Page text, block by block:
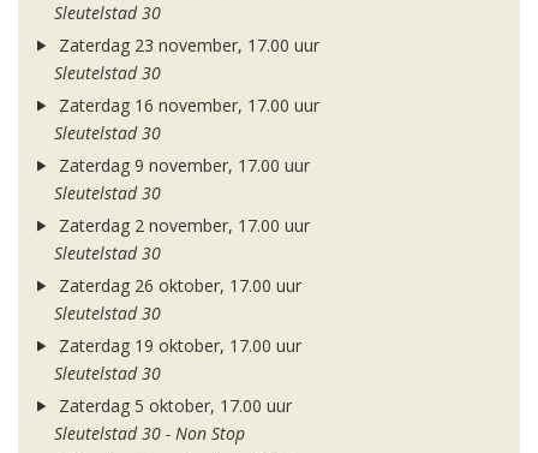
Sleutelstad 30
Zaterdag 23 november, 17.00 uur
Sleutelstad 30
Zaterdag 16 november, 17.00 uur
Sleutelstad 30
Zaterdag 9 november, 17.00 uur
Sleutelstad 30
Zaterdag 2 november, 17.00 uur
Sleutelstad 30
Zaterdag 26 oktober, 17.00 uur
Sleutelstad 30
Zaterdag 19 oktober, 17.00 uur
Sleutelstad 30
Zaterdag 5 oktober, 17.00 uur
Sleutelstad 30 - Non Stop